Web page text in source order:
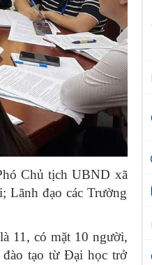
Chủ tịch UBND xã
Lãnh đạo các Trường
11, có mặt 10 người,
tạo từ Đại học trở